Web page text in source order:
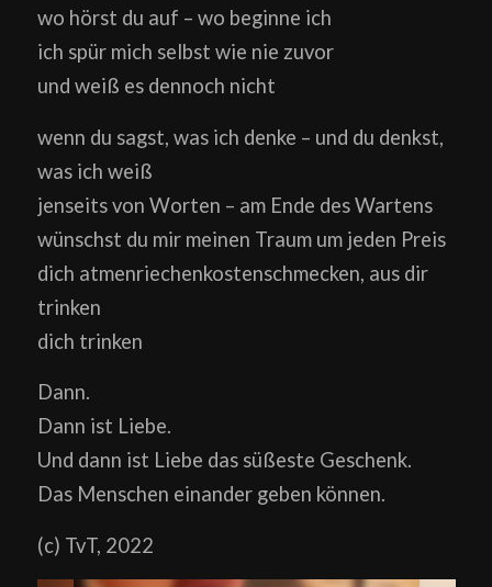
wo hörst du auf – wo beginne ich
ich spür mich selbst wie nie zuvor
und weiß es dennoch nicht
wenn du sagst, was ich denke – und du denkst,
was ich weiß
jenseits von Worten – am Ende des Wartens
wünschst du mir meinen Traum um jeden Preis
dich atmenriechenkostenschmecken, aus dir
trinken
dich trinken
Dann.
Dann ist Liebe.
Und dann ist Liebe das süßeste Geschenk.
Das Menschen einander geben können.
(c) TvT, 2022